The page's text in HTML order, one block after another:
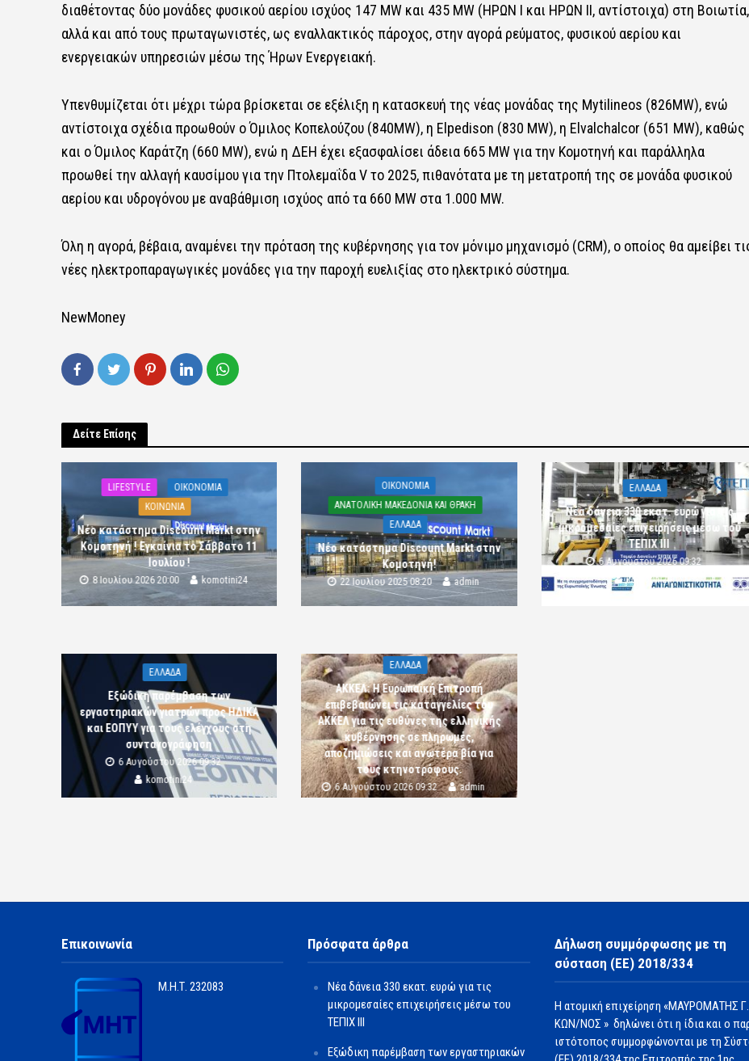
διαθέτοντας δύο μονάδες φυσικού αερίου ισχύος 147 MW και 435 MW (ΗΡΩΝ Ι και ΗΡΩΝ ΙΙ, αντίστοιχα) στη Βοιωτία,
αλλά και από τους πρωταγωνιστές, ως εναλλακτικός πάροχος, στην αγορά ρεύματος, φυσικού αερίου και
ενεργειακών υπηρεσιών μέσω της Ήρων Ενεργειακή.
Υπενθυμίζεται ότι μέχρι τώρα βρίσκεται σε εξέλιξη η κατασκευή της νέας μονάδας της Mytilineos (826MW), ενώ
αντίστοιχα σχέδια προωθούν ο Όμιλος Κοπελούζου (840MW), η Elpedison (830 MW), η Elvalchalcor (651 MW), καθώς
και ο Όμιλος Καράτζη (660 MW), ενώ η ΔΕΗ έχει εξασφαλίσει άδεια 665 MW για την Κομοτηνή και παράλληλα
προωθεί την αλλαγή καυσίμου για την Πτολεμαΐδα V το 2025, πιθανότατα με τη μετατροπή της σε μονάδα φυσικού
αερίου και υδρογόνου με αναβάθμιση ισχύος από τα 660 ΜW στα 1.000 MW.
Όλη η αγορά, βέβαια, αναμένει την πρόταση της κυβέρνησης για τον μόνιμο μηχανισμό (CRM), ο οποίος θα αμείβει
νέες ηλεκτροπαραγωγικές μονάδες για την παροχή ευελιξίας στο ηλεκτρικό σύστημα.
NewMoney
Δείτε Επίσης
LIFESTYLE
OIKONOMIA
ΚΟΙΝΩΝΙΑ
Νέο κατάστημα Discount Markt στην
Κομοτηνή ! Εγκαίνια το Σάββατο 11
Ιουλίου !
8 Ιουλίου 2026 20:00 komotini24
OIKONOMIA
ΑΝΑΤΟΛΙΚΗ ΜΑΚΕΔΟΝΙΑ ΚΑΙ ΘΡΑΚΗ
ΕΛΛΑΔΑ
Νέο κατάστημα Discount Markt στην
Κομοτηνή!
22 Ιουλίου 2025 08:20 admin
ΕΛΛΑΔΑ
Νέα δάνεια 330 εκατ. ευρώ για τις
μικρομεσαίες επιχειρήσεις μέσω του
ΤΕΠΙΧ ΙΙΙ
6 Αυγούστου 2026 09:32
komotini24
ΕΛΛΑΔΑ
Εξώδικη παρέμβαση των
εργαστηριακών γιατρών προς ΗΔΙΚΑ
και ΕΟΠΥΥ για τους ελέγχους στη
συνταγογράφηση
6 Αυγούστου 2026 09:32
komotini24
ΕΛΛΑΔΑ
ΑΚΚΕΛ: Η Ευρωπαϊκή Επιτροπή
επιβεβαιώνει τις καταγγελίες του
ΑΚΚΕΛ για τις ευθύνες της ελληνικής
κυβέρνησης σε πληρωμές,
αποζημιώσεις και ανωτέρα βία για
τους κτηνοτρόφους.
6 Αυγούστου 2026 09:32 admin
Επικοινωνία
Μ.Η.Τ. 232083
Πρόσφατα άρθρα
Νέα δάνεια 330 εκατ. ευρώ για τις
μικρομεσαίες επιχειρήσεις μέσω του
ΤΕΠΙΧ ΙΙΙ
Εξώδικη παρέμβαση των εργαστηριακών
Δήλωση συμμόρφωσης με τη
σύσταση (ΕΕ) 2018/334
Η ατομική επιχείρηση «ΜΑΥΡΟΜΑΤΗΣ Γ.
ΚΩΝ/ΝΟΣ » δηλώνει ότι η ίδια και ο
ιστότοπος συμμορφώνονται με τη